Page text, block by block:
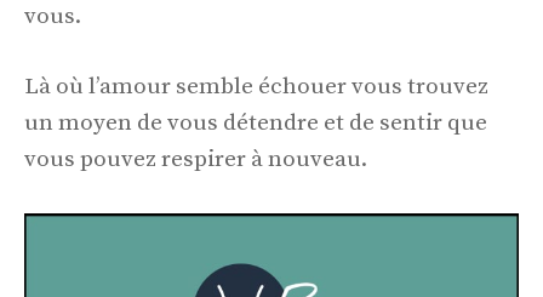
vous.
Là où l’amour semble échouer vous trouvez
un moyen de vous détendre et de sentir que
vous pouvez respirer à nouveau.